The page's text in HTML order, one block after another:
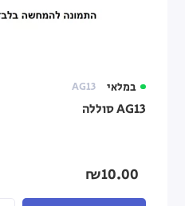
במלאי AG13
AG13 סוללה
₪10.00